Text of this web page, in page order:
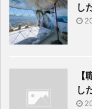
し
し